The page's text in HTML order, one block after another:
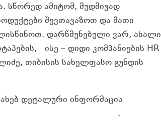
სწორედ ამიტომ, მუდმივად
შევთავაზოთ და მათი
დარწმუნებული ვარ, ახალი
ისე – დიდი კომპანიების HR
თიბისის სახელფასო გუნდის
დეტალური ინფორმაცია
.